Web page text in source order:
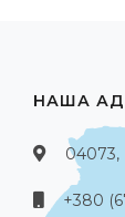
НАША
04073,
+380